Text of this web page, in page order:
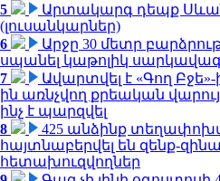
5
Արտակարգ դեպք
(լուսանկարներ)
6
Արջը 30 մետր
սպանել կաթոլիկ
7
Ավարտվել է «Գող Բջե»-
ին առնչվող քրեական
ինչ է պարզվել
8
425 անձինք
հայտնաբերվել են զենք-
հետախուզվողներ